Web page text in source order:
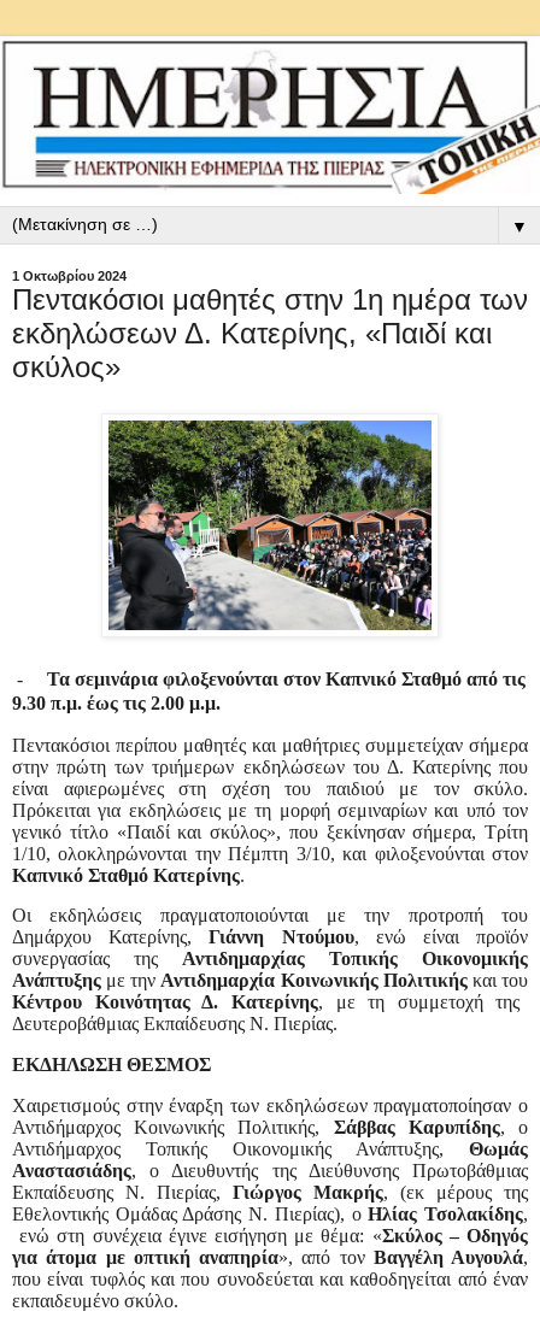
▼
1 Οκτωβρίου 2024
Πεντακόσιοι μαθητές στην 1η ημέρα των
εκδηλώσεων Δ. Κατερίνης, «Παιδί και
σκύλος»
-
Τα σεμινάρια φιλοξενούνται στον Καπνικό Σταθμό από τις
9.30 π.μ. έως τις 2.00 μ.μ.
Πεντακόσιοι περίπου μαθητές και μαθήτριες συμμετείχαν σήμερα
στην πρώτη των τριήμερων εκδηλώσεων του Δ. Κατερίνης που
είναι αφιερωμένες στη σχέση του παιδιού με τον σκύλο.
Πρόκειται για εκδηλώσεις με τη μορφή σεμιναρίων και υπό τον
γενικό τίτλο «Παιδί και σκύλος», που ξεκίνησαν σήμερα, Τρίτη
1/10, ολοκληρώνονται την Πέμπτη 3/10, και φιλοξενούνται στον
Καπνικό Σταθμό Κατερίνης.
Οι εκδηλώσεις πραγματοποιούνται με την προτροπή του
Δημάρχου Κατερίνης,Γιάννη Ντούμου, ενώ είναι προϊόν
συνεργασίας της Αντιδημαρχίας Τοπικής Οικονομικής
Ανάπτυξης με τηνΑντιδημαρχία Κοινωνικής Πολιτικής και του
Κέντρου Κοινότητας Δ. Κατερίνης, με τη συμμετοχή της
Δευτεροβάθμιας Εκπαίδευσης Ν. Πιερίας.
ΕΚΔΗΛΩΣΗ ΘΕΣΜΟΣ
Χαιρετισμούς στην έναρξη των εκδηλώσεων πραγματοποίησαν ο
Αντιδήμαρχος Κοινωνικής Πολιτικής, Σάββας Καρυπίδης, ο
Αντιδήμαρχος Τοπικής Οικονομικής Ανάπτυξης, Θωμάς
Αναστασιάδης, ο Διευθυντής της Διεύθυνσης Πρωτοβάθμιας
Εκπαίδευσης Ν. Πιερίας, Γιώργος Μακρής, (εκ μέρους της
Εθελοντικής Ομάδας Δράσης Ν. Πιερίας), οΗλίας Τσολακίδης,
ενώ στη συνέχεια έγινε εισήγηση με θέμα: «Σκύλος – Οδηγός
για άτομα με οπτική αναπηρία», από τον Βαγγέλη Αυγουλά,
που είναι τυφλός και που συνοδεύεται και καθοδηγείται από έναν
εκπαιδευμένο σκύλο.